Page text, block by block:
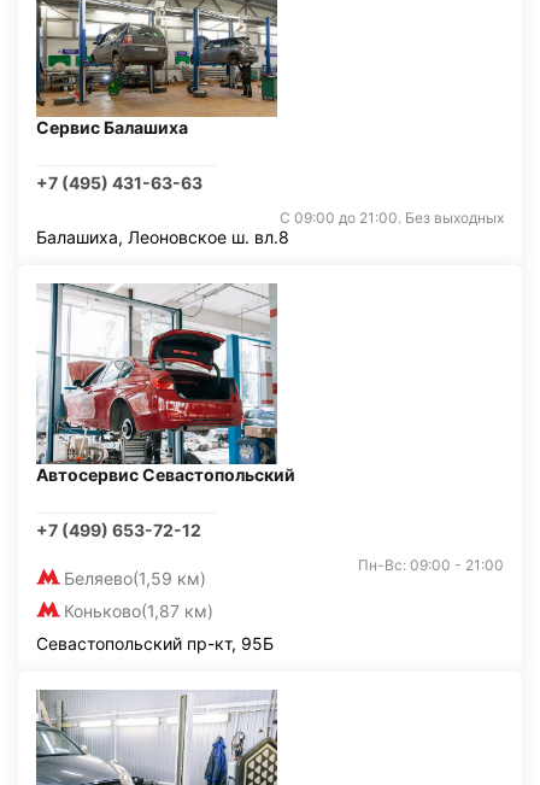
Сервис Балашиха
+7 (495) 431-63-63
С 09:00 до 21:00. Без выходных
Балашиха, Леоновское ш. вл.8
Автосервис Севастопольский
+7 (499) 653-72-12
Беляево(1,59 км)
Коньково(1,87 км)
Пн-Вс: 09:00 - 21:00
Севастопольский пр-кт, 95Б